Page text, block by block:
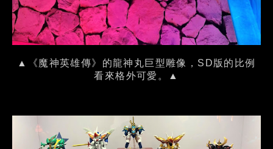
▲《魔神英雄傳》的龍神丸巨型雕像，SD版的比例
看來格外可愛。▲